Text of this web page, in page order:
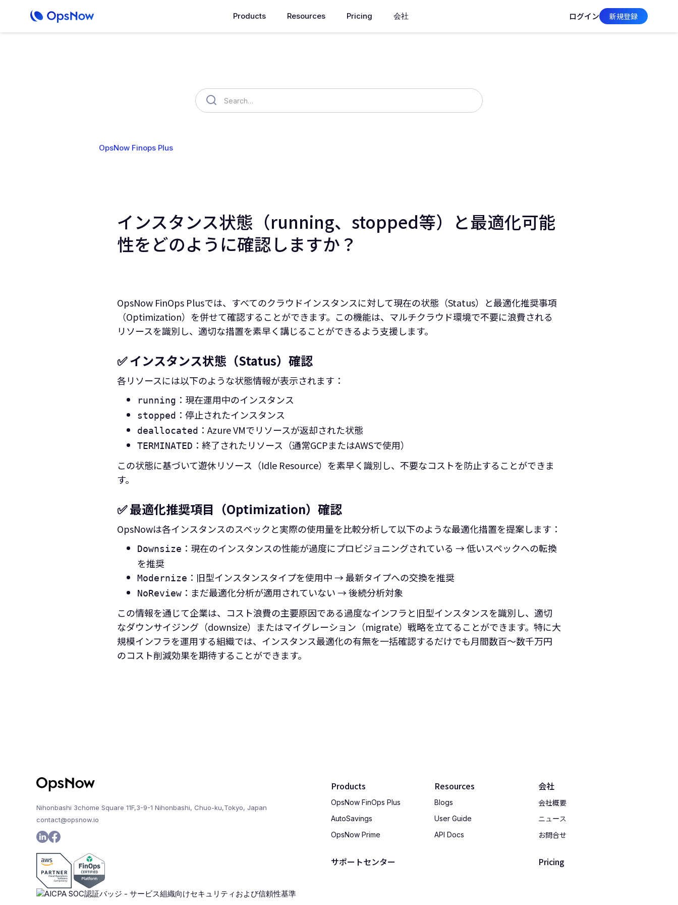
Products Resources Pricing 会社 ログイン 新規登録
OpsNow Finops Plus
インスタンス状態（running、stopped等）と最適化可能
性をどのように確認しますか？
OpsNow FinOps Plusでは、すべてのクラウドインスタンスに対して現在の状態（Status）と最適化推奨事項
（Optimization）を併せて確認することができます。この機能は、マルチクラウド環境で不要に浪費される
リソースを識別し、適切な措置を素早く講じることができるよう支援します。
✅ インスタンス状態（Status）確認
各リソースには以下のような状態情報が表示されます：
running ：現在運用中のインスタンス
stopped ：停止されたインスタンス
deallocated ：Azure VMでリソースが返却された状態
TERMINATED ：終了されたリソース（通常GCPまたはAWSで使用）
この状態に基づいて遊休リソース（Idle Resource）を素早く識別し、不要なコストを防止することができま
す。
✅ 最適化推奨項目（Optimization）確認
OpsNowは各インスタンスのスペックと実際の使用量を比較分析して以下のような最適化措置を提案します：
Downsize ：現在のインスタンスの性能が過度にプロビジョニングされている → 低いスペックへの転換
を推奨
Modernize ：旧型インスタンスタイプを使用中 → 最新タイプへの交換を推奨
NoReview ：まだ最適化分析が適用されていない → 後続分析対象
この情報を通じて企業は、コスト浪費の主要原因である過度なインフラと旧型インスタンスを識別し、適切
なダウンサイジング（downsize）またはマイグレーション（migrate）戦略を立てることができます。特に大
規模インフラを運用する組織では、インスタンス最適化の有無を一括確認するだけでも月間数百〜数千万円
のコスト削減効果を期待することができます。
Nihonbashi 3chome Square 11F,3-9-1 Nihonbashi, Chuo-ku,Tokyo, Japan
contact@opsnow.io
Products
OpsNow FinOps Plus
AutoSavings
OpsNow Prime
サポートセンター
Resources
Blogs
User Guide
API Docs
会社
会社概要
ニュース
お問合せ
Pricing